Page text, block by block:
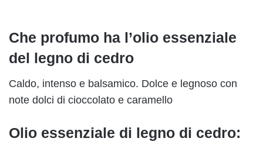
Che profumo ha l’olio essenziale
del legno di cedro
Caldo, intenso e balsamico. Dolce e legnoso con
note dolci di cioccolato e caramello
Olio essenziale di legno di cedro: